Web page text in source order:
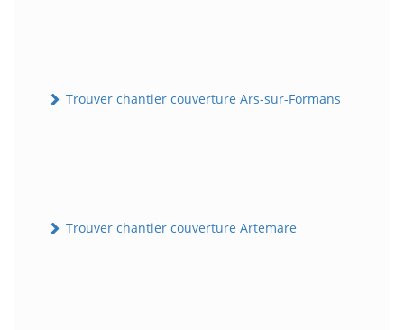
Trouver chantier couverture Ars-sur-Formans
Trouver chantier couverture Artemare